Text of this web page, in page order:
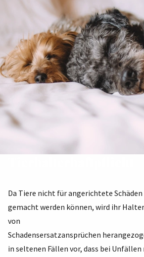
Da Tiere nicht für angerichtete
gemacht werden können, wird ihr
von
Schadensersatzansprüchen
in seltenen Fällen vor, dass bei